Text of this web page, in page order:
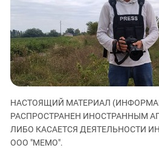
КАВКАЗ
Ингушетия
Кабардино-Балкария
Калмыкия
Карачаево-Черкесия
Краснодарский край
Российская Федерация
НАСТОЯЩИЙ МАТЕРИАЛ
РАСПРОСТРАНЕН ИНОСТРАННЫМ
ЛИБО КАСАЕТСЯ ДЕЯТЕЛЬНОСТИ
ООО "МЕМО".